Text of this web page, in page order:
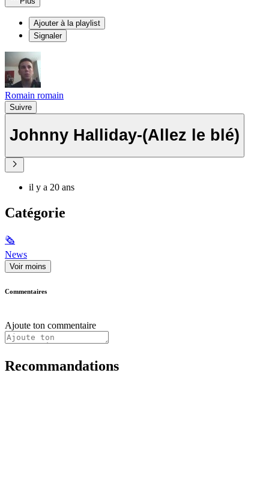
Ajouter à la playlist
Signaler
Romain romain
Suivre
Johnny Halliday-(Allez le blé)
il y a 20 ans
Catégorie
🗞
News
Voir moins
Commentaires
Ajoute ton commentaire
Recommandations